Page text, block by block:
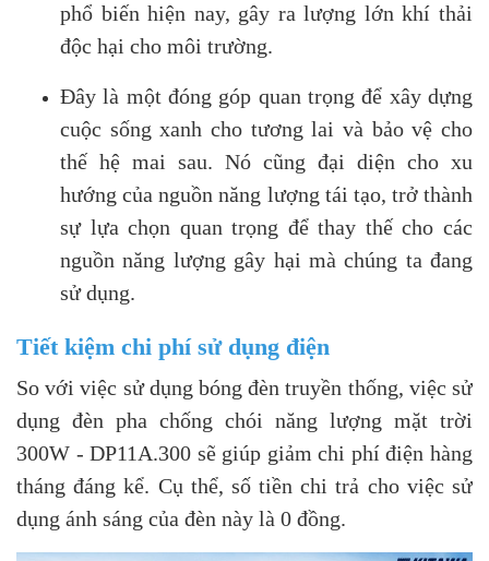
phổ biến hiện nay, gây ra lượng lớn khí thải
độc hại cho môi trường.
Đây là một đóng góp quan trọng để xây dựng
cuộc sống xanh cho tương lai và bảo vệ cho
thế hệ mai sau. Nó cũng đại diện cho xu
hướng của nguồn năng lượng tái tạo, trở thành
sự lựa chọn quan trọng để thay thế cho các
nguồn năng lượng gây hại mà chúng ta đang
sử dụng.
Tiết kiệm chi phí sử dụng điện
So với việc sử dụng bóng đèn truyền thống, việc sử
dụng đèn pha chống chói năng lượng mặt trời
300W - DP11A.300 sẽ giúp giảm chi phí điện hàng
tháng đáng kể. Cụ thể, số tiền chi trả cho việc sử
dụng ánh sáng của đèn này là 0 đồng.